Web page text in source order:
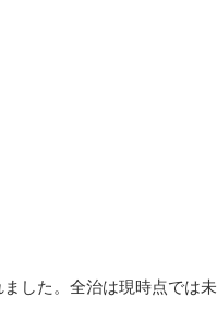
した。全治は現時点では未